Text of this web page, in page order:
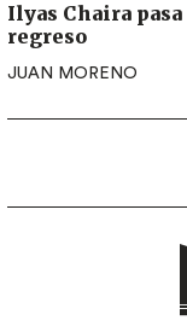
Ilyas Chaira
regreso
JUAN MORENO